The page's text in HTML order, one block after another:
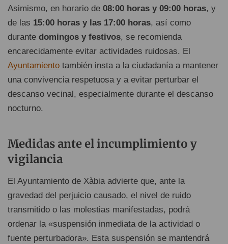
Asimismo, en horario de 08:00 horas y 09:00 horas, y
de las 15:00 horas y las 17:00 horas, así como
durante domingos y festivos, se recomienda
encarecidamente evitar actividades ruidosas. El
Ayuntamiento también insta a la ciudadanía a mantener
una convivencia respetuosa y a evitar perturbar el
descanso vecinal, especialmente durante el descanso
nocturno.
Medidas ante el incumplimiento y
vigilancia
El Ayuntamiento de Xàbia advierte que, ante la
gravedad del perjuicio causado, el nivel de ruido
transmitido o las molestias manifestadas, podrá
ordenar la «suspensión inmediata de la actividad o
fuente perturbadora». Esta suspensión se mantendrá